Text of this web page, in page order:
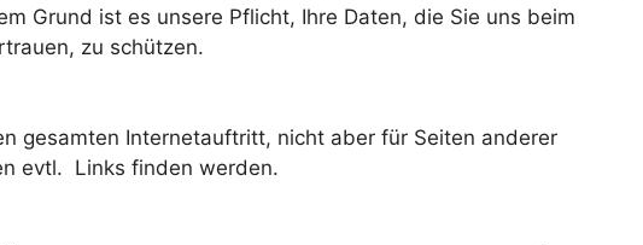
Grund ist es unsere Pflicht, Ihre Daten, die Sie uns beim
zu schützen.
gesamten Internetauftritt, nicht aber für Seiten anderer
evtl. Links finden werden.